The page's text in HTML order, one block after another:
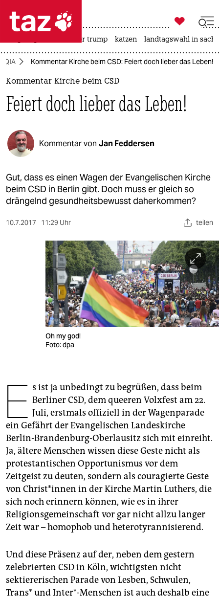
 taz zahl ich
taz zahl ich
politik
öko
gesellschaft
kultur
sport
berlin
wahrheit
veranstaltungen
unterstützen
abo
genossenschaft
epaper login

taz zahl ich
usa unter trump katzen landtagswahl in
Kommentar Kirche beim CSD: Feiert doch lieber das Leben!
Kommentar Kirche beim CSD
Feiert doch lieber das Leben!
Kommentar von Jan Feddersen
Gut, dass es einen Wagen der Evangelischen Kirche
beim CSD in Berlin gibt. Doch muss er gleich so
drängelnd gesundheitsbewusst daherkommen?
10.7.2017 11:29 Uhr teilen
Oh my god!
Foto: dpa
E s ist ja unbedingt zu begrüßen, dass beim
Berliner CSD, dem queeren Volxfest am 22.
Juli, erstmals offiziell in der Wagenparade
ein Gefährt der Evangelischen Landeskirche
Berlin-Brandenburg-Oberlausitz sich mit einreiht.
Ja, ältere Menschen wissen diese Geste nicht als
protestantischen Opportunismus vor dem
Zeitgeist zu deuten, sondern als couragierte Geste
von Christ*innen in der Kirche Martin Luthers, die
sich noch erinnern können, wie es in ihrer
Religionsgemeinschaft vor gar nicht allzu langer
Zeit war – homophob und heterotyrannisierend.
Und diese Präsenz auf der, neben dem gestern
zelebrierten CSD in Köln, wichtigsten nicht
sektiererischen Parade von Lesben, Schwulen,
Trans* und Inter*-Menschen ist auch deshalb eine